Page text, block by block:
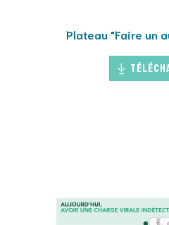
Plateau "Faire un